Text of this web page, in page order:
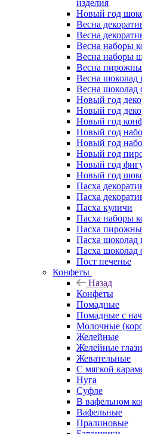
изделия
Новый год
Весна
Весна
Весна наборы
Весна наборы
Весна
Весна шоколад
Весна шоколад
Новый год
Новый год
Новый год
Новый год
Новый год
Новый год
Новый год
Новый год
Пасха
Пасха
Пасха куличи
Пасха наборы
Пасха
Пасха шоколад
Пасха шоколад
Пост печенье
Конфеты
Назад
Конфеты
Помадные
Помадные с
Молочные
Желейные
Желейные
Жевательные
С мягкой
Нуга
Суфле
В вафельном
Вафельные
Пралиновые